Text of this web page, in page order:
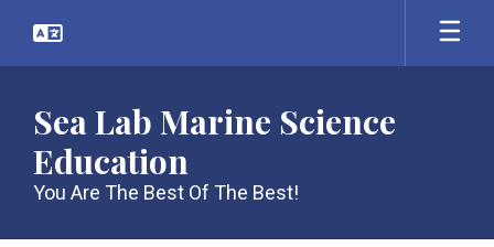
main
Sea Lab Marine Science
Education
You Are The Best Of The Best!